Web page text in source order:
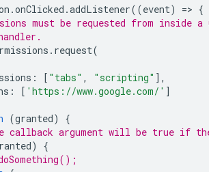
.onClicked .addListener((event) => {
must be requested from inside
. request(
: [ "tabs" , "scripting" ],
: [ 'https://www.google.com/' ]
(granted)
{
callback argument will be true if
)
{